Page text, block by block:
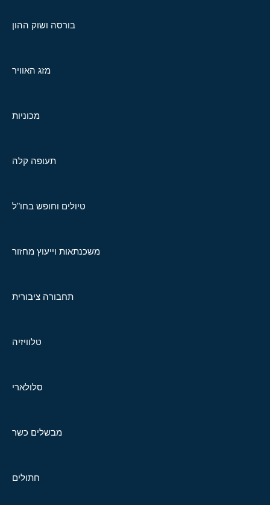
בורסה ושוק ההון
מזג האוויר
מכוניות
תעופה קלה
טיולים וחופש בחו"ל
משכנתאות וייעוץ מחזור
תחבורה ציבורית
טלוויזיה
סלולארי
מבשלים כשר
חתולים